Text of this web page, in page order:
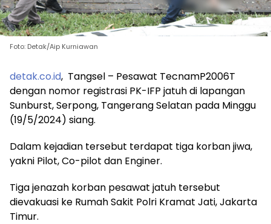
Foto: Detak/Aip Kurniawan
detak.co.id, Tangsel – Pesawat TecnamP2006T
dengan nomor registrasi PK-IFP jatuh di lapangan
Sunburst, Serpong, Tangerang Selatan pada Minggu
(19/5/2024) siang.
Dalam kejadian tersebut terdapat tiga korban jiwa,
yakni Pilot, Co-pilot dan Enginer.
Tiga jenazah korban pesawat jatuh tersebut
dievakuasi ke Rumah Sakit Polri Kramat Jati, Jakarta
Timur.